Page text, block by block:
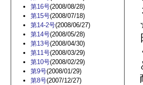
第16号(2008/08/28)
第15号(2008/07/18)
第14-2号(2008/06/27)
第14号(2008/05/28)
第13号(2008/04/30)
第11号(2008/03/29)
第10号(2008/02/29)
第9号(2008/01/29)
第8号(2007/12/27)